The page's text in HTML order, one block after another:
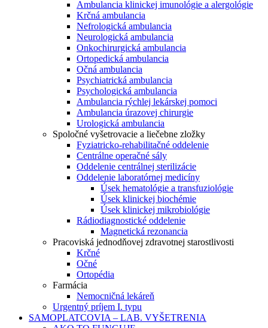
Ambulancia klinickej imunológie a alergológie
Krčná ambulancia
Nefrologická ambulancia
Neurologická ambulancia
Onkochirurgická ambulancia
Ortopedická ambulancia
Očná ambulancia
Psychiatrická ambulancia
Psychologická ambulancia
Ambulancia rýchlej lekárskej pomoci
Ambulancia úrazovej chirurgie
Urologická ambulancia
Spoločné vyšetrovacie a liečebne zložky
Fyziatricko-rehabilitačné oddelenie
Centrálne operačné sály
Oddelenie centrálnej sterilizácie
Oddelenie laboratórnej medicíny
Úsek hematológie a transfuziológie
Úsek klinickej biochémie
Úsek klinickej mikrobiológie
Rádiodiagnostické oddelenie
Magnetická rezonancia
Pracoviská jednodňovej zdravotnej starostlivosti
Krčné
Očné
Ortopédia
Farmácia
Nemocničná lekáreň
Urgentný príjem I. typu
SAMOPLATCOVIA – LAB. VYŠETRENIA